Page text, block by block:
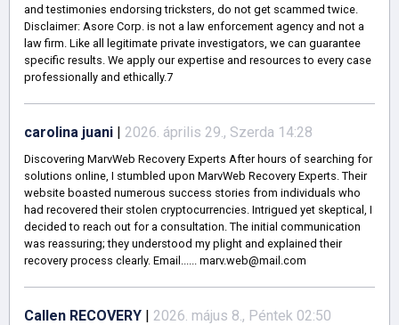
and testimonies endorsing tricksters, do not get scammed twice.
Disclaimer: Asore Corp. is not a law enforcement agency and not a
law firm. Like all legitimate private investigators, we can guarantee
specific results. We apply our expertise and resources to every case
professionally and ethically.7
carolina juani | 2026. április 29., Szerda 14:28
Discovering MarvWeb Recovery Experts After hours of searching for
solutions online, I stumbled upon MarvWeb Recovery Experts. Their
website boasted numerous success stories from individuals who
had recovered their stolen cryptocurrencies. Intrigued yet skeptical, I
decided to reach out for a consultation. The initial communication
was reassuring; they understood my plight and explained their
recovery process clearly. Email...... marv.web@mail.com
Callen RECOVERY | 2026. május 8., Péntek 02:50